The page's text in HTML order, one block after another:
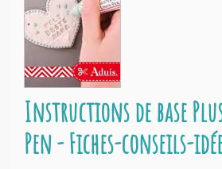
Instructions de base
Pen - Fiches-conseils-